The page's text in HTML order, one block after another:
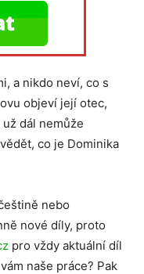
a nikdo neví, co s
objeví její otec,
dál nemůže
co je Dominika
nebo
nové díly, proto
pro vždy aktuální díl
naše práce? Pak